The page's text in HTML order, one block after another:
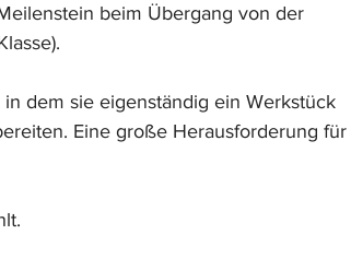
beim Übergang von der
dem sie eigenständig ein Werkstück
Eine große Herausforderung für